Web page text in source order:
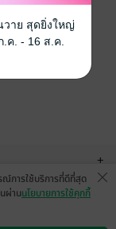
+
ณ์การใช้บริการที่ดีที่สุด
ผ่านนโยบายการใช้คุกกี้
วาย สุดยิ่งใหญ่
ค. - 16 ส.ค.